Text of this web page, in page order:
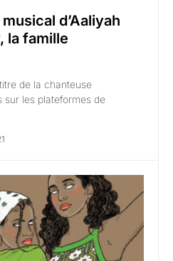
d’Aaliyah
la famille
de la chanteuse
les plateformes de